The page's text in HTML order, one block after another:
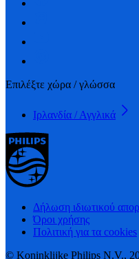
Επιλέξτε χώρα / γλώσσα
Ιρλανδία / Αγγλικά
Δήλωση ιδιωτικού
Όροι χρήσης
Πολιτική για τα cookies
© Koninklijke Philips N.V.,